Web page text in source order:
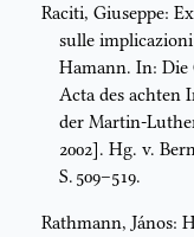
Raciti, Giuseppe:
sulle
Hamann. In: Die
Acta des achten
der Martin-
2002]. Hg. v.
S. 509–519.
Rathmann, János: